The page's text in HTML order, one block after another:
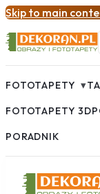
Skip to main
FOTOTAPETY ▾
FOTOTAPETY 3D
PORADNIK